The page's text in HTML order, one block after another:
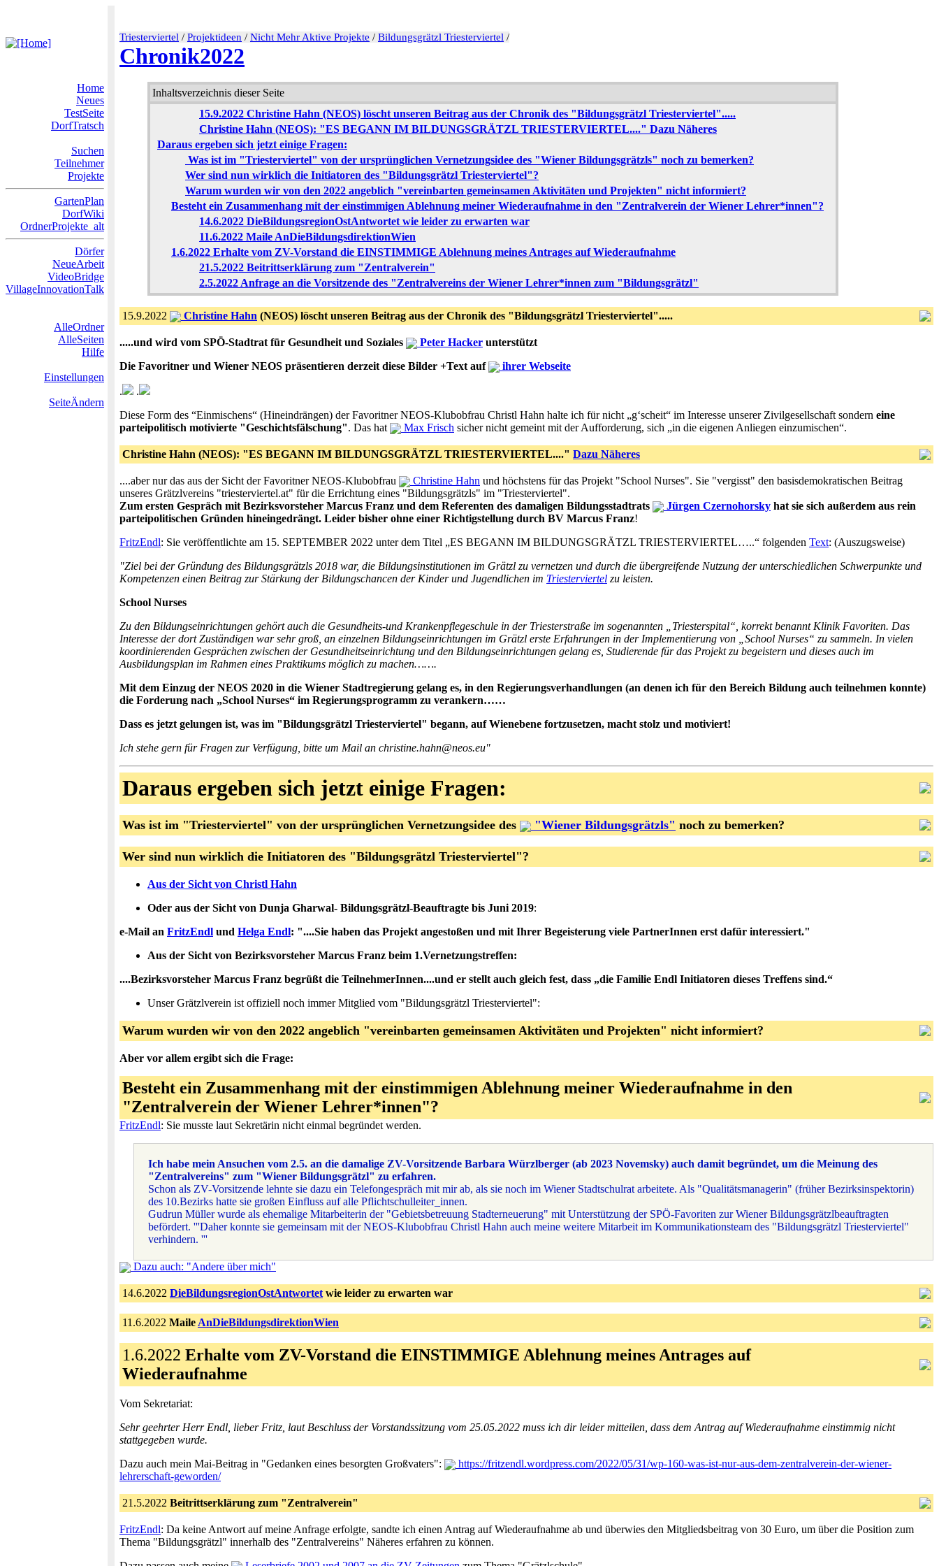
Triesterviertel / Projektideen / Nicht Mehr Aktive Projekte / Bildungsgrätzl Triesterviertel /
Chronik2022
Home
Neues
TestSeite
DorfTratsch
Suchen
Teilnehmer
Projekte
GartenPlan
DorfWiki
OrdnerProjekte_alt
Dörfer
NeueArbeit
VideoBridge
VillageInnovationTalk
AlleOrdner
AlleSeiten
Hilfe
Einstellungen
SeiteÄndern
Inhaltsverzeichnis dieser Seite
15.9.2022 Christine Hahn (NEOS) löscht unseren Beitrag aus der Chronik des "Bildungsgrätzl Triesterviertel".....
Christine Hahn (NEOS): "ES BEGANN IM BILDUNGSGRÄTZL TRIESTERVIERTEL...." Dazu Näheres
Daraus ergeben sich jetzt einige Fragen:
Was ist im "Triesterviertel" von der ursprünglichen Vernetzungsidee des "Wiener Bildungsgrätzls" noch zu bemerken?
Wer sind nun wirklich die Initiatoren des "Bildungsgrätzl Triesterviertel"?
Warum wurden wir von den 2022 angeblich "vereinbarten gemeinsamen Aktivitäten und Projekten" nicht informiert?
Besteht ein Zusammenhang mit der einstimmigen Ablehnung meiner Wiederaufnahme in den "Zentralverein der Wiener Lehrer*innen"?
14.6.2022 DieBildungsregionOstAntwortet wie leider zu erwarten war
11.6.2022 Maile AnDieBildungsdirektionWien
1.6.2022 Erhalte vom ZV-Vorstand die EINSTIMMIGE Ablehnung meines Antrages auf Wiederaufnahme
21.5.2022 Beitrittserklärung zum "Zentralverein"
2.5.2022 Anfrage an die Vorsitzende des "Zentralvereins der Wiener Lehrer*innen zum "Bildungsgrätzl"
15.9.2022 Christine Hahn (NEOS) löscht unseren Beitrag aus der Chronik des "Bildungsgrätzl Triesterviertel".....
.....und wird vom SPÖ-Stadtrat für Gesundheit und Soziales Peter Hacker unterstützt
Die Favoritner und Wiener NEOS präsentieren derzeit diese Bilder +Text auf
ihrer Webseite
.
.
Diese Form des “Einmischens“ (Hineindrängen) der Favoritner NEOS-Klubobfrau Christl Hahn halte ich für nicht „g‘scheit“ im Interesse unserer Zivilgesellschaft sondern eine
parteipolitisch motivierte "Geschichtsfälschung". Das hat Max Frisch sicher nicht gemeint mit der Aufforderung, sich „in die eigenen Anliegen einzumischen“.
Christine Hahn (NEOS): "ES BEGANN IM BILDUNGSGRÄTZL TRIESTERVIERTEL...." Dazu Näheres
....aber nur das aus der Sicht der Favoritner NEOS-Klubobfrau Christine Hahn und höchstens für das Projekt "School Nurses". Sie "vergisst" den basisdemokratischen Beitrag
unseres Grätzlvereins "triesterviertel.at" für die Errichtung eines "Bildungsgrätzls" im "Triesterviertel".
Zum ersten Gespräch mit Bezirksvorsteher Marcus Franz und dem Referenten des damaligen Bildungsstadtrats
Jürgen Czernohorsky hat sie sich außerdem aus rein
parteipolitischen Gründen hineingedrängt. Leider bisher ohne einer Richtigstellung durch BV Marcus Franz!
FritzEndl: Sie veröffentlichte am 15. SEPTEMBER 2022 unter dem Titel „ES BEGANN IM BILDUNGSGRÄTZL TRIESTERVIERTEL…..“ folgenden Text: (Auszugsweise)
"Ziel bei der Gründung des Bildungsgrätzls 2018 war, die Bildungsinstitutionen im Grätzl zu vernetzen und durch die übergreifende Nutzung der unterschiedlichen Schwerpunkte und
Kompetenzen einen Beitrag zur Stärkung der Bildungschancen der Kinder und Jugendlichen im Triesterviertel zu leisten.
School Nurses
Zu den Bildungseinrichtungen gehört auch die Gesundheits-und Krankenpflegeschule in der Triesterstraße im sogenannten „Triesterspital“, korrekt benannt Klinik Favoriten. Das
Interesse der dort Zuständigen war sehr groß, an einzelnen Bildungseinrichtungen im Grätzl erste Erfahrungen in der Implementierung von „School Nurses“ zu sammeln. In vielen
koordinierenden Gesprächen zwischen der Gesundheitseinrichtung und den Bildungseinrichtungen gelang es, Studierende für das Projekt zu begeistern und dieses auch im
Ausbildungsplan im Rahmen eines Praktikums möglich zu machen…….
Mit dem Einzug der NEOS 2020 in die Wiener Stadtregierung gelang es, in den Regierungsverhandlungen (an denen ich für den Bereich Bildung auch teilnehmen konnte)
die Forderung nach „School Nurses“ im Regierungsprogramm zu verankern……
Dass es jetzt gelungen ist, was im "Bildungsgrätzl Triesterviertel" begann, auf Wienebene fortzusetzen, macht stolz und motiviert!
Ich stehe gern für Fragen zur Verfügung, bitte um Mail an christine.hahn@neos.eu"
Daraus ergeben sich jetzt einige Fragen:
Was ist im "Triesterviertel" von der ursprünglichen Vernetzungsidee des "Wiener Bildungsgrätzls" noch zu bemerken?
Wer sind nun wirklich die Initiatoren des "Bildungsgrätzl Triesterviertel"?
Aus der Sicht von Christl Hahn
Oder aus der Sicht von Dunja Gharwal- Bildungsgrätzl-Beauftragte bis Juni 2019:
e-Mail an FritzEndl und Helga Endl: "....Sie haben das Projekt angestoßen und mit Ihrer Begeisterung viele PartnerInnen erst dafür interessiert."
Aus der Sicht von Bezirksvorsteher Marcus Franz beim 1.Vernetzungstreffen:
....Bezirksvorsteher Marcus Franz begrüßt die TeilnehmerInnen....und er stellt auch gleich fest, dass „die Familie Endl Initiatoren dieses Treffens sind.“
Unser Grätzlverein ist offiziell noch immer Mitglied vom "Bildungsgrätzl Triesterviertel":
Warum wurden wir von den 2022 angeblich "vereinbarten gemeinsamen Aktivitäten und Projekten" nicht informiert?
Aber vor allem ergibt sich die Frage:
Besteht ein Zusammenhang mit der einstimmigen Ablehnung meiner Wiederaufnahme in den
"Zentralverein der Wiener Lehrer*innen"?
FritzEndl: Sie musste laut Sekretärin nicht einmal begründet werden.
Ich habe mein Ansuchen vom 2.5. an die damalige ZV-Vorsitzende Barbara Würzlberger (ab 2023 Novemsky) auch damit begründet, um die Meinung des
"Zentralvereins" zum "Wiener Bildungsgrätzl" zu erfahren.
Schon als ZV-Vorsitzende lehnte sie dazu ein Telefongespräch mit mir ab, als sie noch im Wiener Stadtschulrat arbeitete. Als "Qualitätsmanagerin" (früher Bezirksinspektorin)
des 10.Bezirks hatte sie großen Einfluss auf alle Pflichtschulleiter_innen.
Gudrun Müller wurde als ehemalige Mitarbeiterin der "Gebietsbetreuung Stadterneuerung" mit Unterstützung der SPÖ-Favoriten zur Wiener Bildungsgrätzlbeauftragten
befördert. '''Daher konnte sie gemeinsam mit der NEOS-Klubobfrau Christl Hahn auch meine weitere Mitarbeit im Kommunikationsteam des "Bildungsgrätzl Triesterviertel"
verhindern. '''
Dazu auch: "Andere über mich"
14.6.2022 DieBildungsregionOstAntwortet wie leider zu erwarten war
11.6.2022 Maile AnDieBildungsdirektionWien
1.6.2022 Erhalte vom ZV-Vorstand die EINSTIMMIGE Ablehnung meines Antrages auf
Wiederaufnahme
Vom Sekretariat:
Sehr geehrter Herr Endl, lieber Fritz, laut Beschluss der Vorstandssitzung vom 25.05.2022 muss ich dir leider mitteilen, dass dem Antrag auf Wiederaufnahme einstimmig nicht
stattgegeben wurde.
Dazu auch mein Mai-Beitrag in "Gedanken eines besorgten Großvaters":
https://fritzendl.wordpress.com/2022/05/31/wp-160-was-ist-nur-aus-dem-zentralverein-der-wiener-
lehrerschaft-geworden/
21.5.2022 Beitrittserklärung zum "Zentralverein"
FritzEndl: Da keine Antwort auf meine Anfrage erfolgte, sandte ich einen Antrag auf Wiederaufnahme ab und überwies den Mitgliedsbeitrag von 30 Euro, um über die Position zum
Thema "Bildungsgrätzl" innerhalb des "Zentralvereins" Näheres erfahren zu können.